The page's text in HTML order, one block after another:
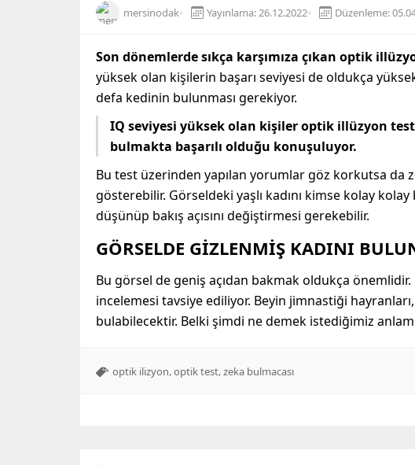
mersinodak Yayınlama: 26.12.2022 Düzenleme:
Son dönemlerde sıkça karşımıza çıkan optik
yüksek olan kişilerin başarı seviyesi de oldukça
defa kedinin bulunması gerekiyor.
IQ seviyesi yüksek olan kişiler optik illüzyon
bulmakta başarılı olduğu konuşuluyor.
Bu test üzerinden yapılan yorumlar göz korkutsa da
gösterebilir. Görseldeki yaşlı kadını kimse kolay
düşünüp bakış açısını değiştirmesi gerekebilir.
GÖRSELDE GİZLENMİŞ KADINI
Bu görsel de geniş açıdan bakmak oldukça
incelemesi tavsiye ediliyor. Beyin jimnastiği
bulabilecektir. Belki şimdi ne demek istediğimiz
optik ilizyon,optik test,zeka bulmacası